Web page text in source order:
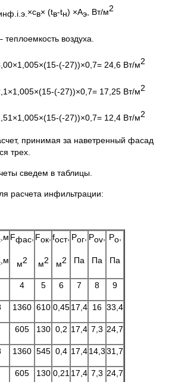
i.э.×cв× (tв-tн) ×Аэ , Вт/м2
теплоемкость воздуха.
(-27))×0,7= 24,6 Вт/м2
(-27))×0,7= 17,25 Вт/м2
(-27))×0,7= 12,4 Вт/м2
принимая за наветренный фасад
трех.
сведем в таблицы.
расчета инфильтрации:
,м
,м
Fфас,
м2
Fок,
м2
fост,
м2
Pог,
Па
Pоv,
Па
Pо,
Па
4 5 6 7 8 9
1360 610 0,45 17,4 16 33,4
605 130 0,2 17,4 7,3 24,7
1360 545 0,4 17,414,331,7
605 130 0,21 17,4 7,3 24,7